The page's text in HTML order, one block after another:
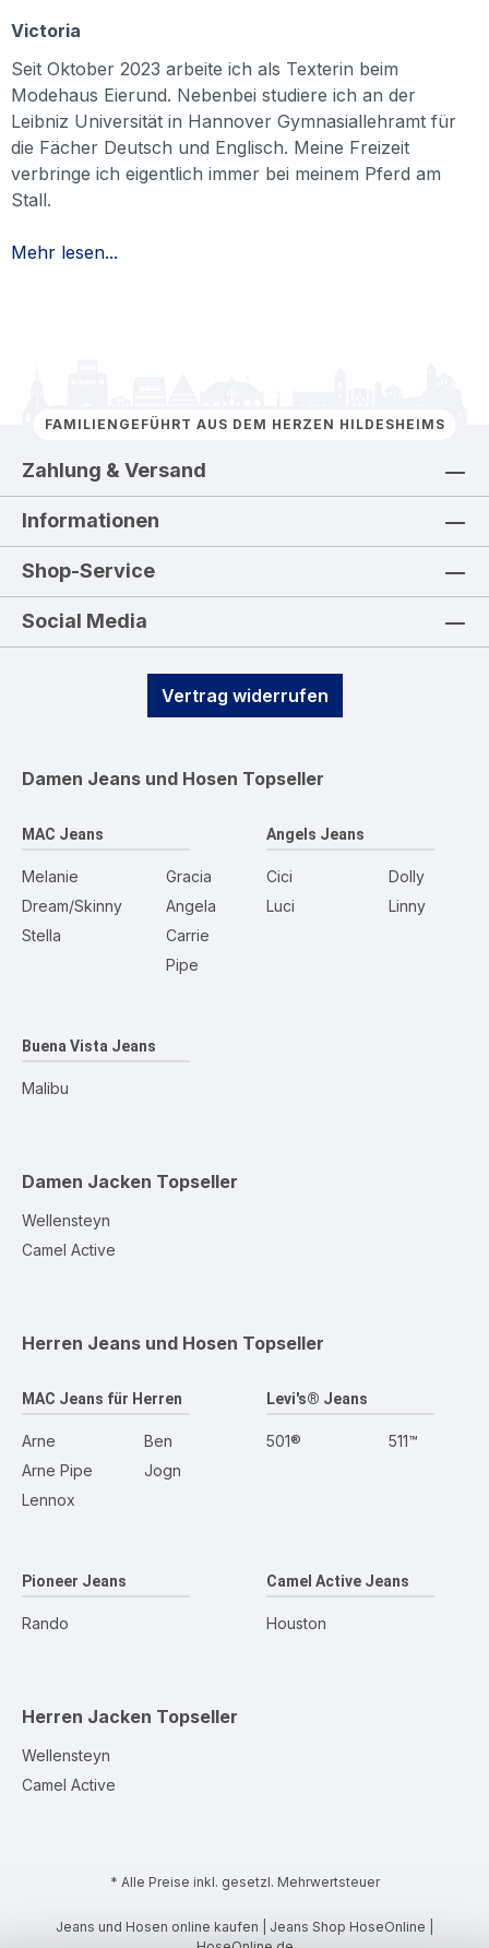
Victoria
Seit Oktober 2023 arbeite ich als Texterin beim
Modehaus Eierund. Nebenbei studiere ich an der
Leibniz Universität in Hannover Gymnasiallehramt für
die Fächer Deutsch und Englisch. Meine Freizeit
verbringe ich eigentlich immer bei meinem Pferd am
Stall.
Mehr lesen...
FAMILIENGEFÜHRT AUS DEM HERZEN HILDESHEIMS
Zahlung & Versand
Informationen
Shop-Service
Social Media
Vertrag widerrufen
Damen Jeans und Hosen Topseller
MAC Jeans
Melanie
Dream/Skinny
Stella
Gracia
Angela
Carrie
Pipe
Angels Jeans
Cici
Luci
Dolly
Linny
Buena Vista Jeans
Malibu
Damen Jacken Topseller
Wellensteyn
Camel Active
Herren Jeans und Hosen Topseller
MAC Jeans für Herren
Arne
Arne Pipe
Lennox
Ben
Jogn
Levi's® Jeans
501® 511™
Pioneer Jeans
Rando
Camel Active Jeans
Houston
Herren Jacken Topseller
Wellensteyn
Camel Active
* Alle Preise inkl. gesetzl. Mehrwertsteuer
Jeans und Hosen online kaufen | Jeans Shop HoseOnline |